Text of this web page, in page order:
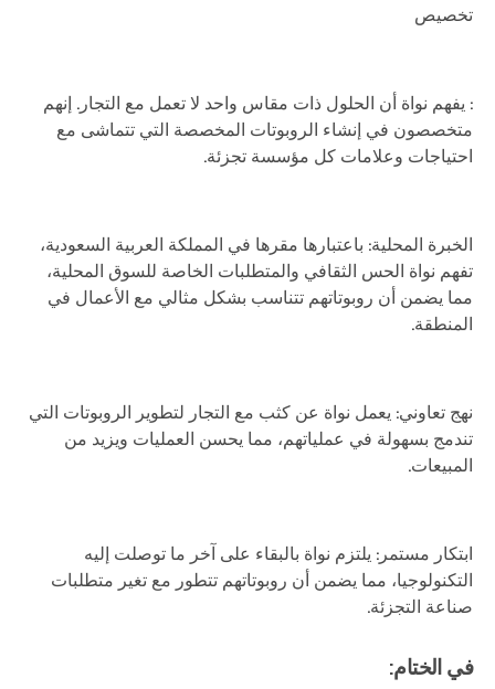
تخصيص
: يفهم نواة أن الحلول ذات مقاس واحد لا تعمل مع التجار. إنهم
متخصصون في إنشاء الروبوتات المخصصة التي تتماشى مع
احتياجات وعلامات كل مؤسسة تجزئة.
الخبرة المحلية: باعتبارها مقرها في المملكة العربية السعودية،
تفهم نواة الحس الثقافي والمتطلبات الخاصة للسوق المحلية،
مما يضمن أن روبوتاتهم تتناسب بشكل مثالي مع الأعمال في
المنطقة.
نهج تعاوني: يعمل نواة عن كثب مع التجار لتطوير الروبوتات التي
تندمج بسهولة في عملياتهم، مما يحسن العمليات ويزيد من
المبيعات.
ابتكار مستمر: يلتزم نواة بالبقاء على آخر ما توصلت إليه
التكنولوجيا، مما يضمن أن روبوتاتهم تتطور مع تغير متطلبات
صناعة التجزئة.
في الختام: